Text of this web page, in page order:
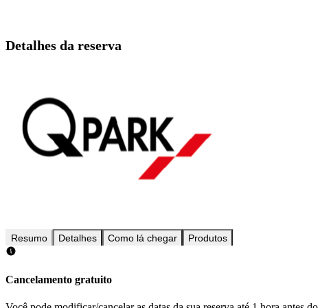
Detalhes da reserva
Resumo Detalhes Como lá chegar Produtos
Cancelamento gratuito